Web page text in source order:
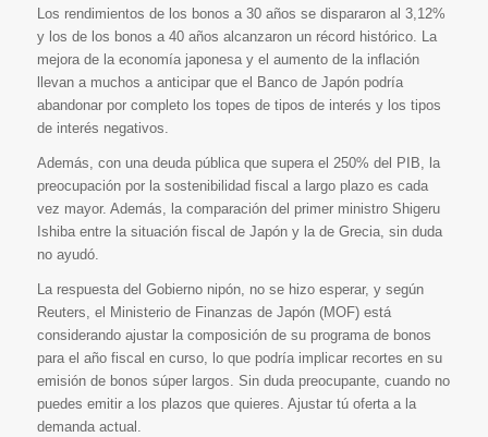
Los rendimientos de los bonos a 30 años se dispararon al 3,12%
y los de los bonos a 40 años alcanzaron un récord histórico. La
mejora de la economía japonesa y el aumento de la inflación
llevan a muchos a anticipar que el Banco de Japón podría
abandonar por completo los topes de tipos de interés y los tipos
de interés negativos.
Además, con una deuda pública que supera el 250% del PIB, la
preocupación por la sostenibilidad fiscal a largo plazo es cada
vez mayor. Además, la comparación del primer ministro Shigeru
Ishiba entre la situación fiscal de Japón y la de Grecia, sin duda
no ayudó.
La respuesta del Gobierno nipón, no se hizo esperar, y según
Reuters, el Ministerio de Finanzas de Japón (MOF) está
considerando ajustar la composición de su programa de bonos
para el año fiscal en curso, lo que podría implicar recortes en su
emisión de bonos súper largos. Sin duda preocupante, cuando no
puedes emitir a los plazos que quieres. Ajustar tú oferta a la
demanda actual.